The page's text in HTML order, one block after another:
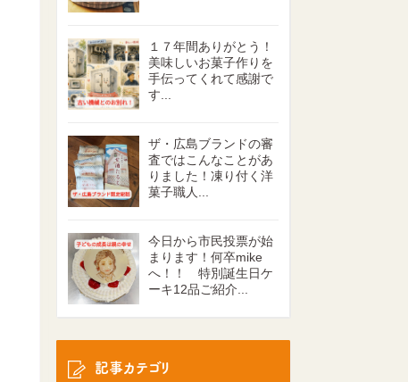
１７年間ありがとう！
美味しいお菓子作りを
手伝ってくれて感謝で
す...
ザ・広島ブランドの審
査ではこんなことがあ
りました！凍り付く洋
菓子職人...
今日から市民投票が始
まります！何卒mike
へ！！ 特別誕生日ケ
ーキ12品ご紹介...
記事カテゴリ